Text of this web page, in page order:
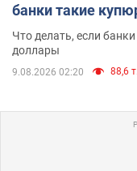
банки такие
Что делать, если
доллары
9.08.2026 02:20 88,6 т.